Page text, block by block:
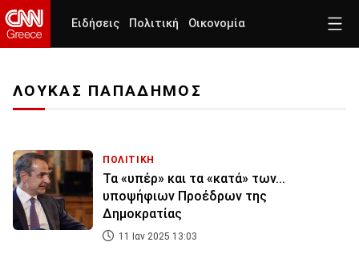
Ειδήσεις Πολιτική Οικονομία
ΛΟΥΚΑΣ ΠΑΠΑΔΗΜΟΣ
ΠΟΛΙΤΙΚΗ
Τα «υπέρ» και τα «κατά» των...
υποψήφιων Προέδρων της
Δημοκρατίας
11 Ιαν 2025 13:03